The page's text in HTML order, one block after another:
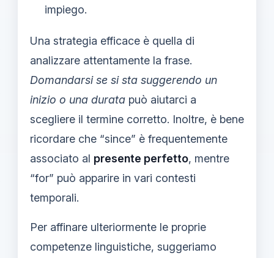
impiego.
Una strategia efficace è quella di
analizzare attentamente la frase.
Domandarsi se si sta suggerendo un
inizio o una durata può aiutarci a
scegliere il termine corretto. Inoltre, è bene
ricordare che “since” è frequentemente
associato al presente perfetto, mentre
“for” può apparire in vari contesti
temporali.
Per affinare ulteriormente le proprie
competenze linguistiche, suggeriamo